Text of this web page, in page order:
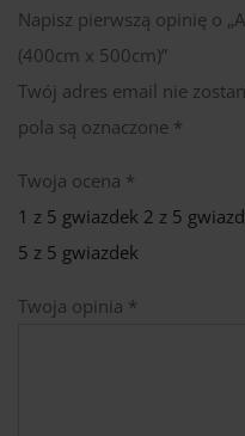
Napisz pierwszą opinię o
(400cm x 500cm)”
Twój adres email nie
pola są oznaczone *
Twoja ocena *
1 z 5 gwiazdek 2 z 5
5 z 5 gwiazdek
Twoja opinia *